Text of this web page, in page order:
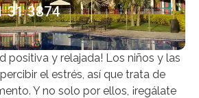
31 3874
positiva y relajada! Los niños y las
el estrés, así que trata de
Y no solo por ellos, ¡regálate